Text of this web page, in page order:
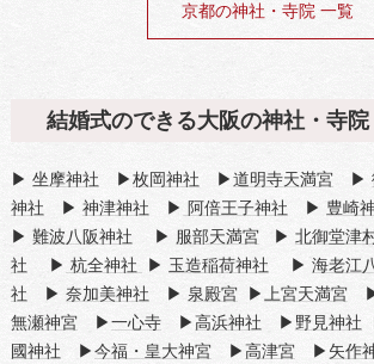
京都の神社・寺院 一覧
結婚式のできる大阪の神社・寺院
▶ 坐摩神社 ▶ 枚岡神社 ▶ 道明寺天満宮▶
神社 ▶ 神津神社 ▶ 阿倍王子神社 ▶ 豊崎
▶ 難波八阪神社 ▶ 服部天満宮▶ 北御堂津
社 ▶ 杭全神社 ▶ 玉造稲荷神社 ▶ 海老江
社 ▶ 奈加美神社 ▶ 泉殿宮▶ 上宮天満宮
無瀬神宮▶ 一心寺▶ 高浜神社 ▶ 野見神社
國神社 ▶ 今福・皇大神宮▶ 高津宮▶ 矢作